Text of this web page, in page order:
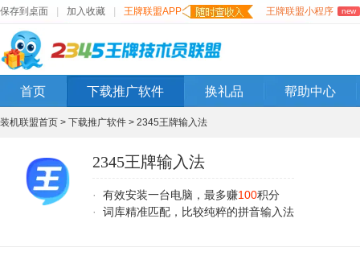
保存到桌面 加入收藏 王牌联盟APP 王牌联盟小程序 new
首页 下载推广软件 换礼品 帮助中心
装机联盟首页 > 下载推广软件 > 2345王牌输入法
2345王牌输入法
· 有效安装一台电脑，最多赚100积分
·
词库精准匹配，比较纯粹的拼音输入法